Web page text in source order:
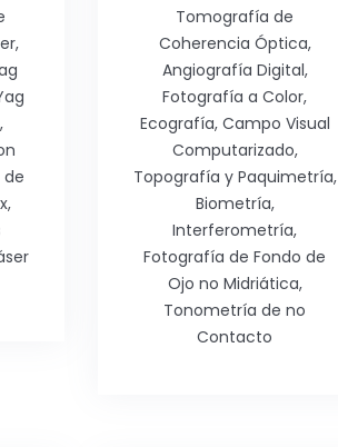
de
Tomografía de
Coherencia Óptica,
Angiografía Digital,
Fotografía a Color,
Ecografía, Campo Visual
Computarizado,
Topografía y Paquimetría,
Biometría,
Interferometría,
Fotografía de Fondo de
Ojo no Midriática,
Tonometría de no
Contacto